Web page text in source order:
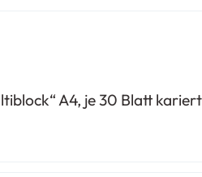
A4, je 30 Blatt